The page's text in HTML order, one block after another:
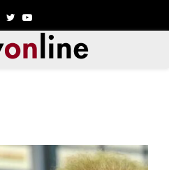
TwitterYoutube